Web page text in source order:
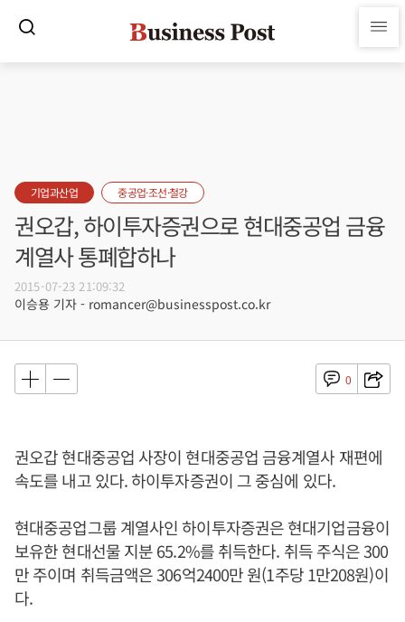
기업과산업 중공업·조선·철강
권오갑, 하이투자증권으로 현대중공업 금융
계열사 통폐합하나
2015-07-23 21:09:32
이승용 기자 - romancer@businesspost.co.kr
0
권오갑 현대중공업 사장이 현대중공업 금융계열사 재편에
속도를 내고 있다. 하이투자증권이 그 중심에 있다.
현대중공업그룹 계열사인 하이투자증권은 현대기업금융이
보유한 현대선물 지분 65.2%를 취득한다. 취득 주식은 300
만 주이며 취득금액은 306억2400만 원(1주당 1만208원)이
다.